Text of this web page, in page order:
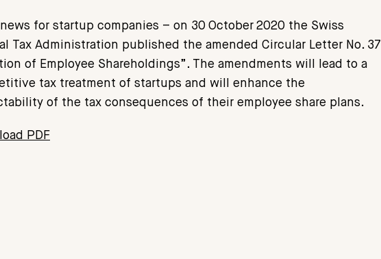
for startup companies – on 30 October 2020 the Swiss
Tax Administration published the amended Circular Letter No. 37
of Employee Shareholdings”. The amendments will lead to a
tax treatment of startups and will enhance the
of the tax consequences of their employee share plans.
PDF